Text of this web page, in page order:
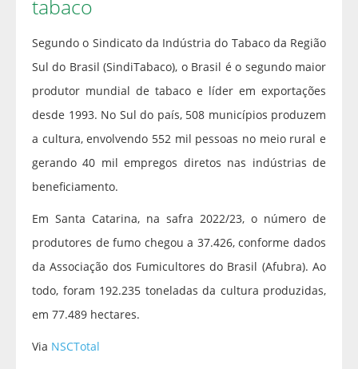
tabaco
Segundo o Sindicato da Indústria do Tabaco da Região
Sul do Brasil (SindiTabaco), o Brasil é o segundo maior
produtor mundial de tabaco e líder em exportações
desde 1993. No Sul do país, 508 municípios produzem
a cultura, envolvendo 552 mil pessoas no meio rural e
gerando 40 mil empregos diretos nas indústrias de
beneficiamento.
Em Santa Catarina, na safra 2022/23, o número de
produtores de fumo chegou a 37.426, conforme dados
da Associação dos Fumicultores do Brasil (Afubra). Ao
todo, foram 192.235 toneladas da cultura produzidas,
em 77.489 hectares.
Via NSCTotal